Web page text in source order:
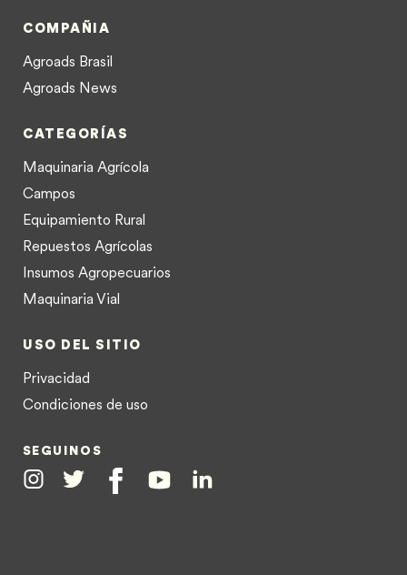
COMPAÑIA
Agroads Brasil
Agroads News
CATEGORÍAS
Maquinaria Agrícola
Campos
Equipamiento Rural
Repuestos Agrícolas
Insumos Agropecuarios
Maquinaria Vial
USO DEL SITIO
Privacidad
Condiciones de uso
SEGUINOS
InstagramTwitter FacebookYoutubeLinkedin